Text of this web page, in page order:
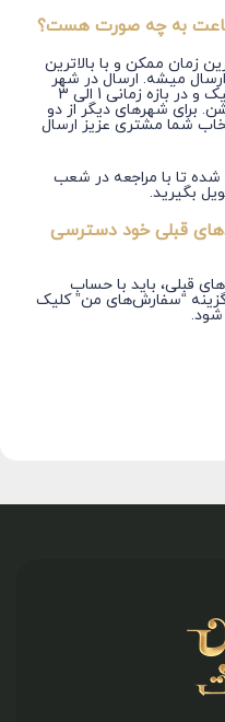
زمان ممکن و با بالاترین
میشه. ارسال در شهر
تهران در صورت انتخاب مشتری با پیک و در بازه زمانی 1 الی 3
برای شهرهای دیگر از دو
شما مشتری عزیز ارسال
تا با مراجعه در شعب
بگیرید.
قبلی خود دسترسی
قبلی، باید با حساب
“سفارش‌های من” کلیک
‏شود.